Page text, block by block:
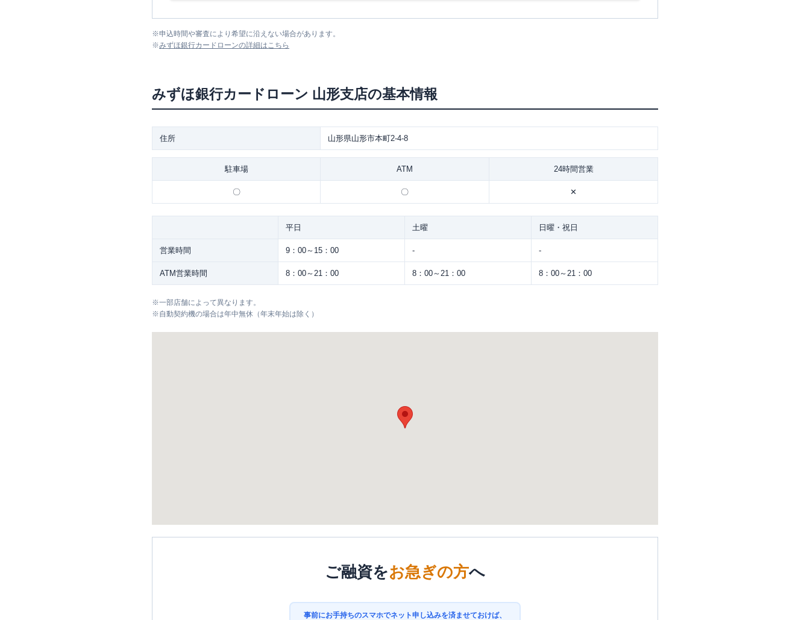
※申込時間や審査により希望に沿えない場合があります。
※みずほ銀行カードローンの詳細はこちら
みずほ銀行カードローン 山形支店の基本情報
住所 山形県山形市本町2-4-8
駐車場 ATM 24時間営業
〇 〇 ✕
平日 土曜 日曜・祝日
営業時間 9：00～15：00 - -
ATM営業時間 8：00～21：00 8：00～21：00 8：00～21：00
※一部店舗によって異なります。
※自動契約機の場合は年中無休（年末年始は除く）
ご融資をお急ぎの方へ
事前にお手持ちのスマホでネット申し込みを済ませておけば、